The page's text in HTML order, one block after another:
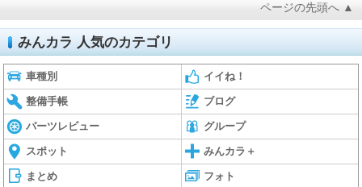
ページの先頭へ ▲
みんカラ 人気のカテゴリ
車種別 イイね！
整備手帳 ブログ
パーツレビュー グループ
スポット みんカラ＋
まとめ フォト